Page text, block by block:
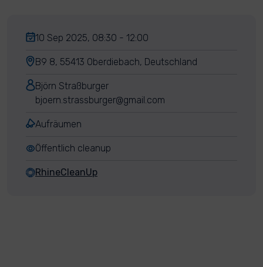
10 Sep 2025, 08:30 - 12:00
B9 8, 55413 Oberdiebach, Deutschland
Björn Straßburger
bjoern.strassburger@gmail.com
Aufräumen
Öffentlich cleanup
RhineCleanUp